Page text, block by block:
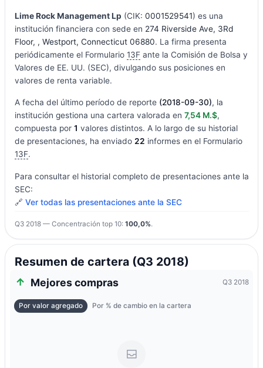
Lime Rock Management Lp (CIK: 0001529541) es una
institución financiera con sede en 274 Riverside Ave, 3Rd
Floor, , Westport, Connecticut 06880. La firma presenta
periódicamente el Formulario 13Fante la Comisión de Bolsa y
Valores de EE. UU. (SEC), divulgando sus posiciones en
valores de renta variable.
A fecha del último período de reporte (2018-09-30), la
institución gestiona una cartera valorada en 7,54 M.$,
compuesta por 1 valores distintos. A lo largo de su historial
de presentaciones, ha enviado 22 informes en el Formulario
13F.
Para consultar el historial completo de presentaciones ante la
SEC:
🔗 Ver todas las presentaciones ante la SEC
Q3 2018 — Concentración top 10: 100,0%.
Resumen de cartera (Q3 2018)
Mejores compras Q3 2018
Por valor agregado Por % de cambio en la cartera